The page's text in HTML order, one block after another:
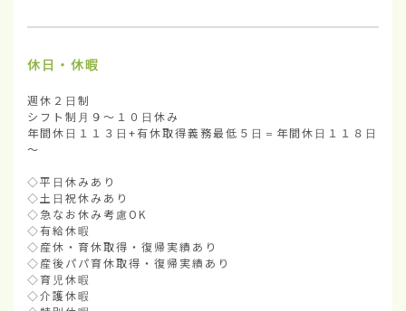
休日・休暇
週休２日制
シフト制月９～１０日休み
年間休日１１３日+有休取得義務最低５日＝年間休日１１８日
～
◇平日休みあり
◇土日祝休みあり
◇急なお休み考慮OK
◇有給休暇
◇産休・育休取得・復帰実績あり
◇産後パパ育休取得・復帰実績あり
◇育児休暇
◇介護休暇